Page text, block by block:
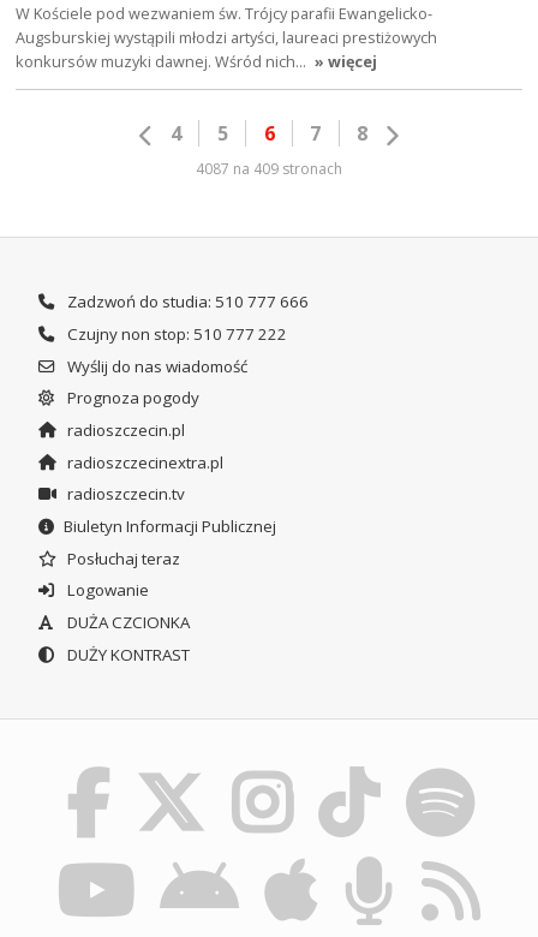
W Kościele pod wezwaniem św. Trójcy parafii Ewangelicko-
Augsburskiej wystąpili młodzi artyści, laureaci prestiżowych
konkursów muzyki dawnej. Wśród nich… » więcej
4 5 6 7 8
4087 na 409 stronach
Zadzwoń do studia: 510 777 666
Czujny non stop: 510 777 222
Wyślij do nas wiadomość
Prognoza pogody
radioszczecin.pl
radioszczecinextra.pl
radioszczecin.tv
Biuletyn Informacji Publicznej
Posłuchaj teraz
Logowanie
DUŻA CZCIONKA
DUŻY KONTRAST